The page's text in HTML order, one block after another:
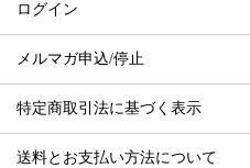
ログイン
メルマガ申込/停止
特定商取引法に基づく表示
送料とお支払い方法について